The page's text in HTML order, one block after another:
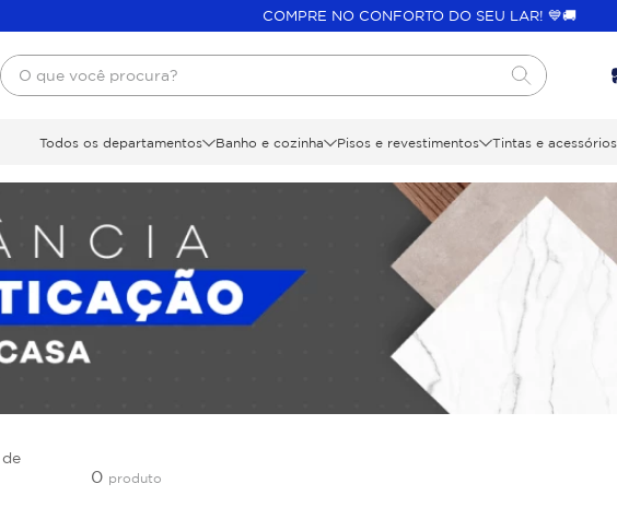
COMPRE NO CONFORTO DO SEU LAR! 💙🚚
O que você procura?
Todos os departamentos Banho e cozinha Pisos e revestimentos Tintas e acessórios
de
0 produto